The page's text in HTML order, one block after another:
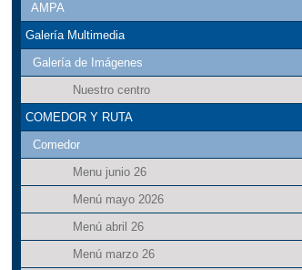
AMPA
Galería Multimedia
Galería de Imágenes
Nuestro centro
COMEDOR Y RUTA
Comedor
Menu junio 26
Menú mayo 2026
Menú abril 26
Menú marzo 26